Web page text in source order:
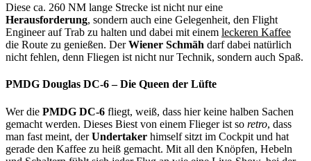
Diese ca. 260 NM lange Strecke ist nicht nur eine
Herausforderung, sondern auch eine Gelegenheit, den Flight
Engineer auf Trab zu halten und dabei mit einem leckeren Kaffee
die Route zu genießen. DerWiener Schmäh darf dabei natürlich
nicht fehlen, denn Fliegen ist nicht nur Technik, sondern auch Spaß.
PMDG Douglas DC-6 – Die Queen der Lüfte
Wer die PMDG DC-6 fliegt, weiß, dass hier keine halben Sachen
gemacht werden. Dieses Biest von einem Flieger ist so retro, dass
man fast meint, derUndertaker himself sitzt im Cockpit und hat
gerade den Kaffee zu heiß gemacht. Mit all den Knöpfen, Hebeln